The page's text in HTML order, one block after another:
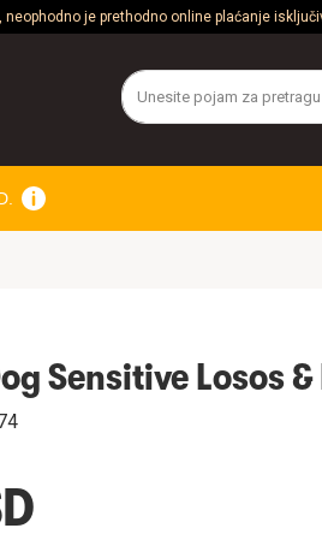
je prethodno online plaćanje
Sensitive Losos